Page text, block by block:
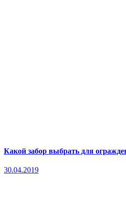
Какой забор выбрать для
30.04.2019